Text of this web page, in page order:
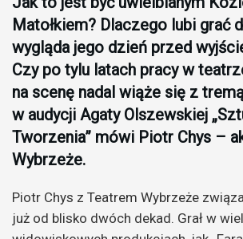
Matołkiem? Dlaczego lubi grać
wygląda jego dzień przed
Czy po tylu latach pracy w
na scenę nadal wiąże się z
w audycji Agaty Olszewskiej
Tworzenia” mówi Piotr Chys –
Wybrzeże.
Piotr Chys z Teatrem Wybrzeże
już od blisko dwóch dekad. Grał w